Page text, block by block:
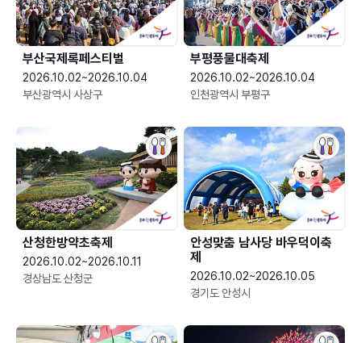
부산국제록페스티벌
2026.10.02~2026.10.04
부산광역시 사상구
부평풍물대축제
2026.10.02~2026.10.04
인천광역시 부평구
산청한방약초축제
2026.10.02~2026.10.11
경상남도 산청군
안성맞춤 남사당 바우덕이축
제
2026.10.02~2026.10.05
경기도 안성시